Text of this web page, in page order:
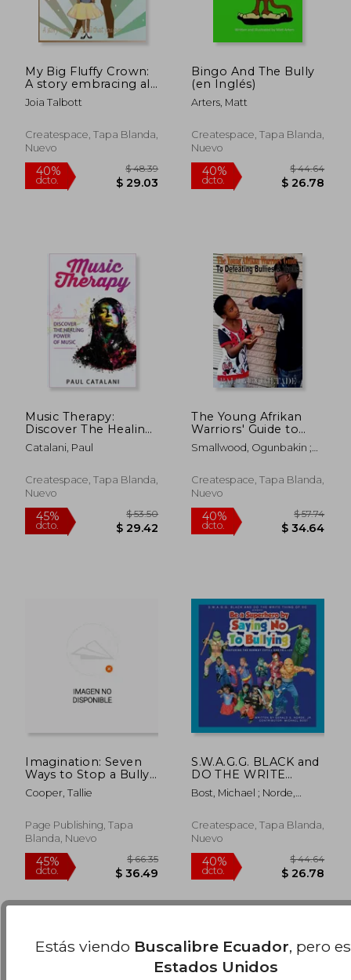
40% $ 59.64 45%
45%
dcto.
$ 52.62 40%
dcto.
My Big Fluffy Crown:
A story embracing all
that you are.
Joia Talbott
Createspace, Tapa Blanda,
Nuevo
dcto. $ 29.03
Bingo And The Bully
(en Inglés)
Arters, Matt
Createspace, Tapa Blanda,
Nuevo
dcto. $
Music Therapy:
Discover The Healing
Power Of Music (en
Inglés)
Catalani, Paul
Createspace, Tapa Blanda,
Nuevo
The Young Afrikan
Warriors' Guide to
Defeating Bullies and
Trolls (en Inglés)
Smallwood, Ogunbakin ;
Createspace, Tapa Blanda,
Nuevo
Imagination: Seven
Ways to Stop a Bully
(en Inglés)
Cooper, Tallie
Page Publishing, Tapa
Blanda, Nuevo
S.W.A.G.G. BLACK and
DO THE WRITE
THING OF DC
Present Be A
No To Bullying:
Featuring the
Friends (en Inglés)
Bost, Michael ; Norde,
Createspace, Tapa Blanda,
Nuevo
Estás viendo Buscalibre Ecuador, pero
Estados Unidos